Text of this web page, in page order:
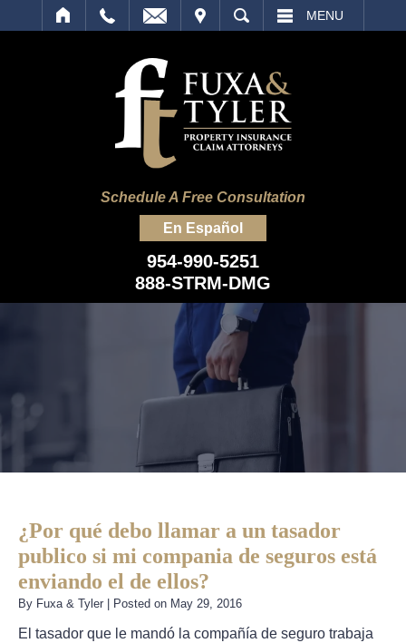
SEARCH MENU
Schedule A Free Consultation
En Español
954-990-5251
888-STRM-DMG
¿Por qué debo llamar a un tasador
publico si mi compania de seguros está
enviando el de ellos?
By Fuxa & Tyler Posted on May 29, 2016
El tasador que le mandó la compañía de seguro trabaja